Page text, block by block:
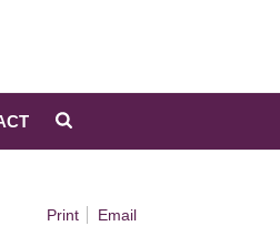
AUTOMNE 2012
Print Email